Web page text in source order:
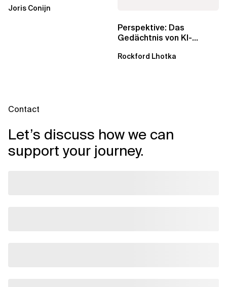
wichtig sind
Joris Conijn
Perspektive: Das
Gedächtnis von KI-
dem...
Rockford Lhotka
Contact
Let’s discuss how we can
support your journey.